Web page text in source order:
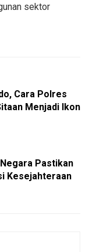
sektor
Cara Polres
Menjadi Ikon
Pastikan
Kesejahteraan